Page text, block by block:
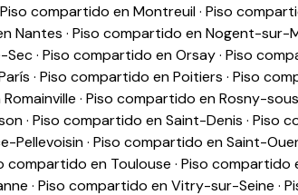
Piso compartido en Montreuil· Piso
Nantes · Piso compartido en Nogent-sur-
Sec· Piso compartido en Orsay· Piso
· Piso compartido en Poitiers · Piso
· Piso compartido en Rosny-
· Piso compartido en Saint-Denis · Piso
Pellevoisin· Piso compartido en Saint-
compartido en Toulouse · Piso compartido
· Piso compartido en Vitry-sur-Seine ·